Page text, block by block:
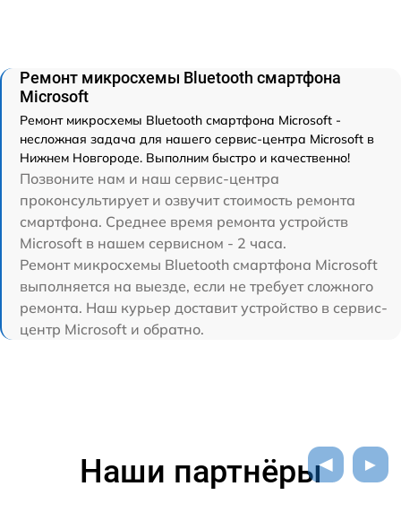
Ремонт микросхемы Bluetooth смартфона
Microsoft
Ремонт микросхемы Bluetooth смартфона Microsoft -
несложная задача для нашего сервис-центра Microsoft в
Нижнем Новгороде. Выполним быстро и качественно!
Позвоните нам и наш сервис-центра
проконсультирует и озвучит стоимость ремонта
смартфона. Среднее время ремонта устройств
Microsoft в нашем сервисном - 2 часа.
Ремонт микросхемы Bluetooth смартфона Microsoft
выполняется на выезде, если не требует сложного
ремонта. Наш курьер доставит устройство в сервис-
центр Microsoft и обратно.
Наши партнёры